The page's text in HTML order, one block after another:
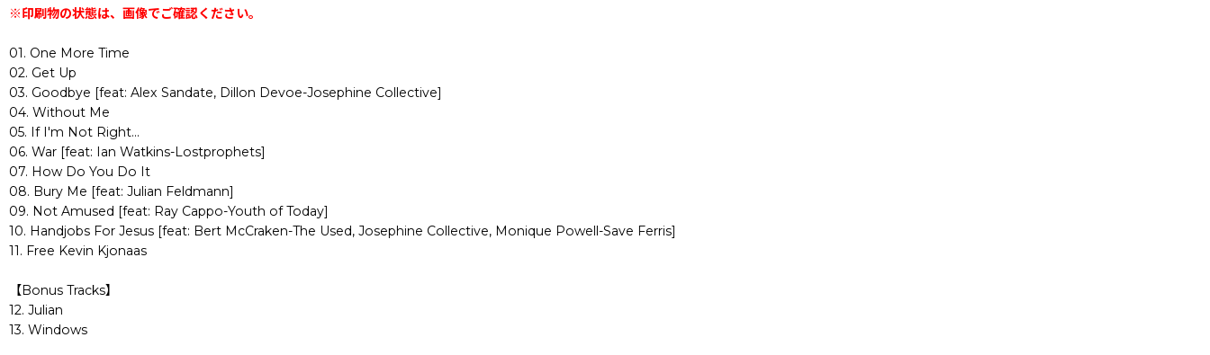
※印刷物の状態は、画像でご確認ください。
01. One More Time
02. Get Up
03. Goodbye [feat: Alex Sandate, Dillon Devoe-Josephine Collective]
04. Without Me
05. If I'm Not Right...
06. War [feat: Ian Watkins-Lostprophets]
07. How Do You Do It
08. Bury Me [feat: Julian Feldmann]
09. Not Amused [feat: Ray Cappo-Youth of Today]
10. Handjobs For Jesus [feat: Bert McCraken-The Used, Josephine Collective, Monique Powell-Save Ferris]
11. Free Kevin Kjonaas
【Bonus Tracks】
12. Julian
13. Windows